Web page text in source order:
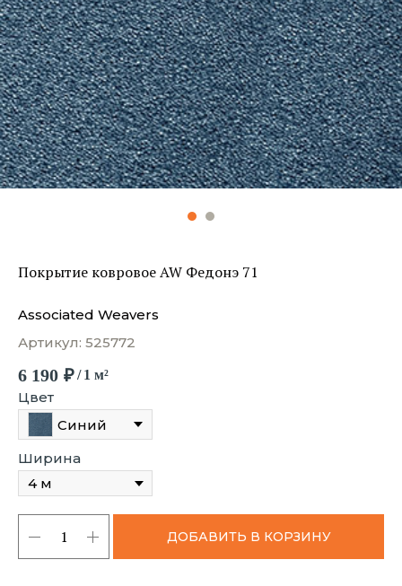
Покрытие ковровое AW Федонэ 71
Associated Weavers
Артикул: 525772
6 190 ₽/ 1 м²
Цвет
Синий
Ширина
ДОБАВИТЬ В КОРЗИНУ